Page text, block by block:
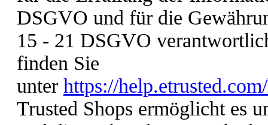
DSGVO und für die
15 - 21 DSGVO
finden Sie
unter https://
Trusted Shops ermöglicht es